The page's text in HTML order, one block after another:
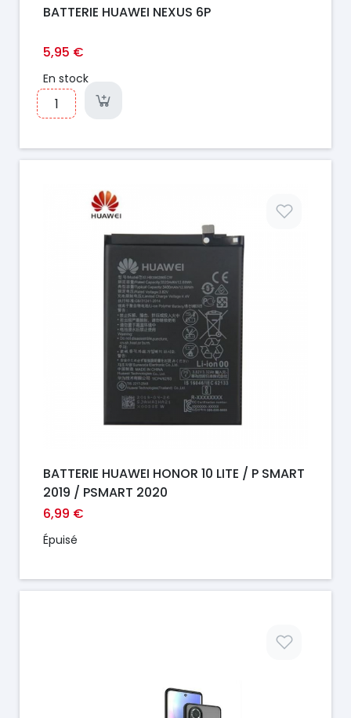
BATTERIE HUAWEI NEXUS 6P
5,95 €
En stock
BATTERIE HUAWEI HONOR 10 LITE / P SMART
2019 / PSMART 2020
6,99 €
Épuisé